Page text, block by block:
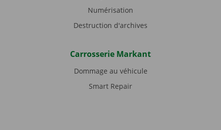
Numérisation
Destruction d'archives
Carrosserie Markant
Dommage au véhicule
Smart Repair